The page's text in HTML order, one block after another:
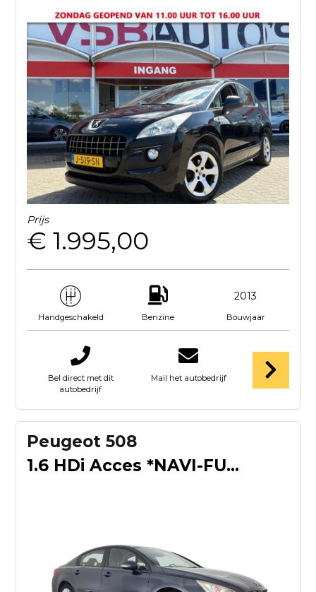
Prijs
€ 1.995,00
Handgeschakeld Benzine
2013
Bouwjaar
Bel direct met dit
autobedrijf
Mail het autobedrijf
Peugeot 508
1.6 HDi Acces *NAVI-FULLMAP | COMFORT-SEATS | ECC | PDC | CR